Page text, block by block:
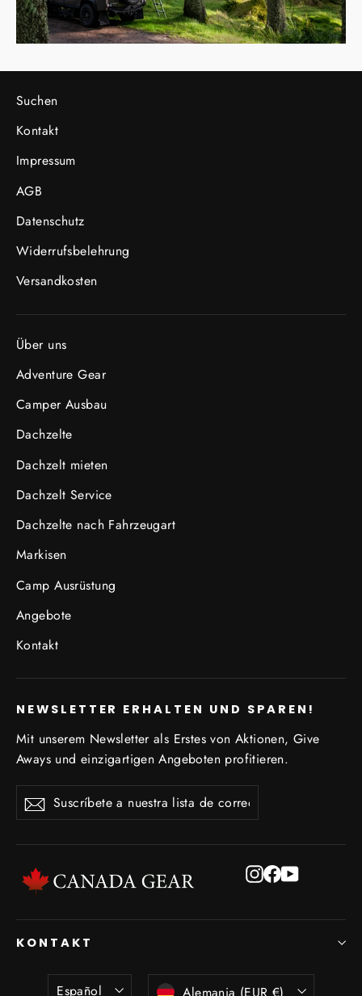
Suchen
Kontakt
Impressum
AGB
Datenschutz
Widerrufsbelehrung
Versandkosten
Über uns
Adventure Gear
Camper Ausbau
Dachzelte
Dachzelt mieten
Dachzelt Service
Dachzelte nach Fahrzeugart
Markisen
Camp Ausrüstung
Angebote
Kontakt
NEWSLETTER ERHALTEN UND SPAREN!
Mit unserem Newsletter als Erstes von Aktionen, Give
Aways und einzigartigen Angeboten profitieren.
Suscríbete
lista
correo
SuscribirSuscribir
Instagram
Facebook
YouTube
KONTAKT
Idioma
Español Moneda
Alemania (EUR €)